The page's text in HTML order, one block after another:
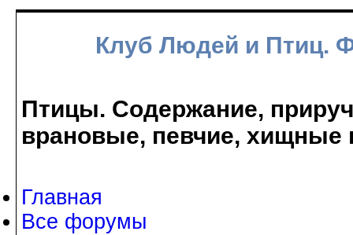
Клуб Людей и Птиц.
Птицы. Содержание,
врановые, певчие, хищные
Главная
Все форумы